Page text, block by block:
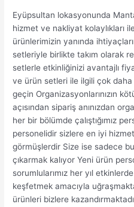
Eyüpsultan lokasyonunda
hizmet ve nakliyat kolaylıkları
ürünlerimizin yanında
setleriyle birlikte takım olarak
setlerle etkinliğinizi avantajlı
ve ürün setleri ile ilgili çok
geçin Organizasyonlarınızın
açısından sipariş anınızdan
her bir bölümde çalıştığımız
personelidir sizlere en iyi
görmüşlerdir Size ise sadece
çıkarmak kalıyor Yeni ürün
sorumlularımız her yıl
keşfetmek amacıyla
ürünleri bizlere